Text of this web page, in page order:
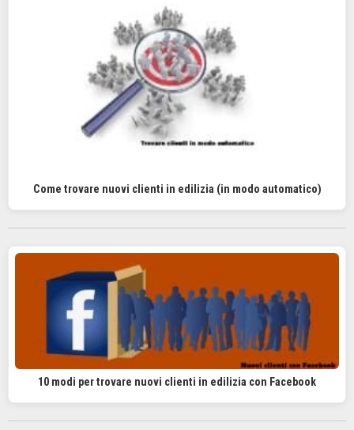
Come trovare nuovi clienti in edilizia (in modo automatico)
10 modi per trovare nuovi clienti in edilizia con Facebook